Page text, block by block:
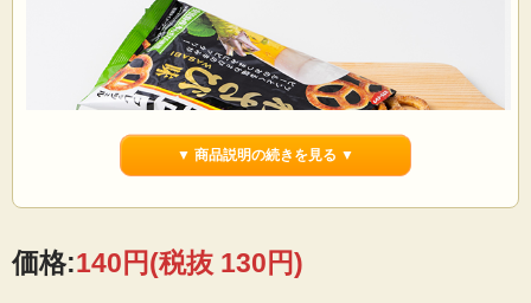
▼ 商品説明の続きを見る ▼
価格:140円(税抜 130円)